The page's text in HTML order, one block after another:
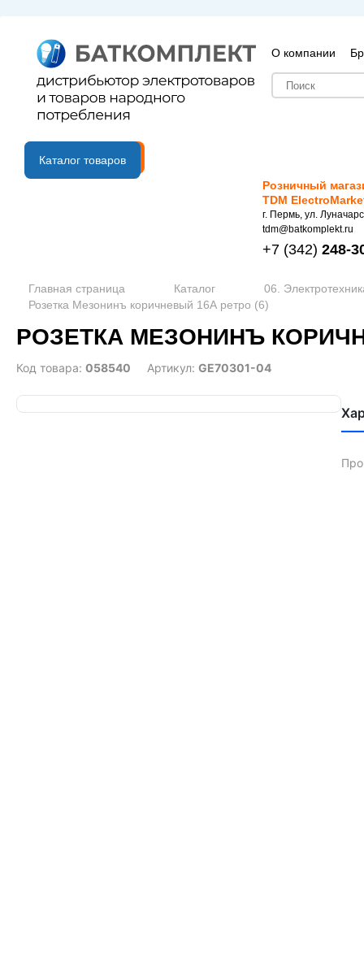
О компании
B2B портал
Каталог товаров
Розничный
TDM
г. Пермь, ул.
tdm@batkomplekt.ru
+7 (342) 248-
Главная страница Каталог
06.
Розетка Мезонинъ коричневый 16А ретро (6)
РОЗЕТКА МЕЗОНИНЪ
Код товара: 058540 Артикул: GE70301-04